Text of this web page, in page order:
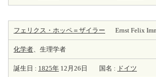
フェリクス・ホッペ＝ザイラー Ernst Felix
化学者、生理学者
誕生日 : 1825年 12月26日 国名 : ドイツ